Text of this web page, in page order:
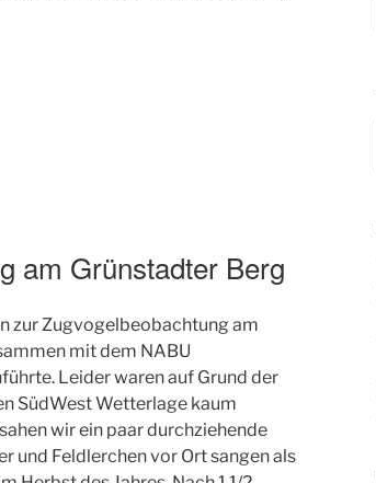
am Grünstadter Berg
zur Zugvogelbeobachtung am
mit dem NABU
Leider waren auf Grund der
SüdWest Wetterlage kaum
wir ein paar durchziehende
und Feldlerchen vor Ort sangen als